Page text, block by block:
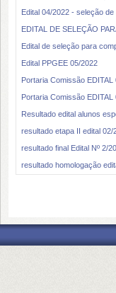
Edital 04/2022 - seleção
EDITAL DE SELEÇÃO
Edital de seleção para
Edital PPGEE 05/2022
Portaria Comissão EDITAL
Portaria Comissão EDITAL
Resultado edital alunos
resultado etapa II edital 02/
resultado final Edital Nº 2/
resultado homologação